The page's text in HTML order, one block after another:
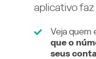
aplicativo faz
Veja quem
que o
seus